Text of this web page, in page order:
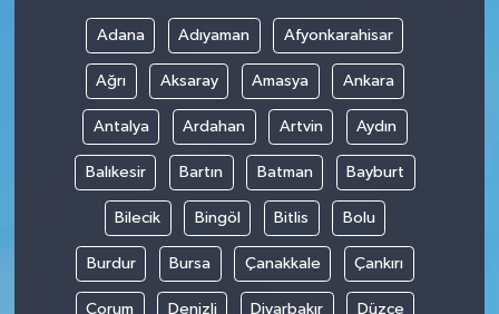
Adana Adıyaman Afyonkarahisar
Ağrı Aksaray Amasya Ankara
Antalya Ardahan Artvin Aydın
Balıkesir Bartın Batman Bayburt
Bilecik Bingöl Bitlis Bolu
Burdur Bursa Çanakkale Çankırı
Çorum Denizli Diyarbakır Düzce